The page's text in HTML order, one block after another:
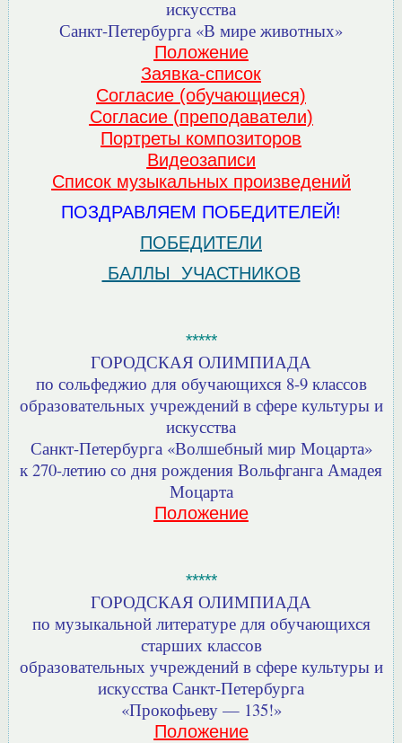
искусства
Санкт-Петербурга «В мире животных»
Положение
Заявка-список
Согласие (обучающиеся)
Согласие (преподаватели)
Портреты композиторов
Видеозаписи
Список музыкальных произведений
ПОЗДРАВЛЯЕМ ПОБЕДИТЕЛЕЙ!
ПОБЕДИТЕЛИ
БАЛЛЫ УЧАСТНИКОВ
*****
ГОРОДСКАЯ ОЛИМПИАДА
по сольфеджио для обучающихся 8-9 классов
образовательных учреждений в сфере культуры и
искусства
Санкт-Петербурга «Волшебный мир Моцарта»
к 270-летию со дня рождения Вольфганга Амадея
Моцарта
Положение
*****
ГОРОДСКАЯ ОЛИМПИАДА
по музыкальной литературе для обучающихся
старших классов
образовательных учреждений в сфере культуры и
искусства Санкт-Петербурга
«Прокофьеву — 135!»
Положение